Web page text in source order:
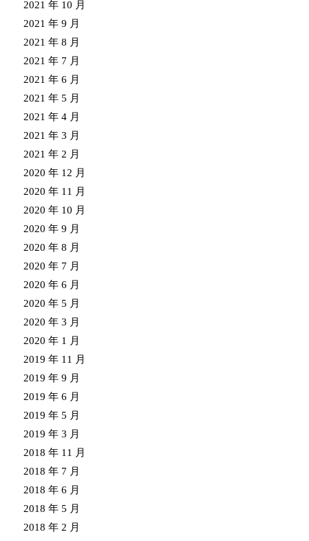
2021 年 10 月
2021 年 9 月
2021 年 8 月
2021 年 7 月
2021 年 6 月
2021 年 5 月
2021 年 4 月
2021 年 3 月
2021 年 2 月
2020 年 12 月
2020 年 11 月
2020 年 10 月
2020 年 9 月
2020 年 8 月
2020 年 7 月
2020 年 6 月
2020 年 5 月
2020 年 3 月
2020 年 1 月
2019 年 11 月
2019 年 9 月
2019 年 6 月
2019 年 5 月
2019 年 3 月
2018 年 11 月
2018 年 7 月
2018 年 6 月
2018 年 5 月
2018 年 2 月